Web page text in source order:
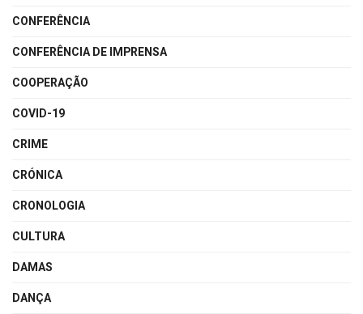
CONFERÊNCIA
CONFERÊNCIA DE IMPRENSA
COOPERAÇÃO
COVID-19
CRIME
CRÓNICA
CRONOLOGIA
CULTURA
DAMAS
DANÇA